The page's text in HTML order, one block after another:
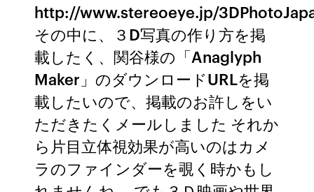
http://www.stereoeye.jp/
その中に、３D写真の作り方を掲
載したく、関谷様の「Anaglyph
Maker」のダウンロードURLを掲
載したいので、掲載のお許しをい
ただきたくメールしました それか
ら片目立体視効果が高いのはカメ
ラのファインダーを覗く時かもし